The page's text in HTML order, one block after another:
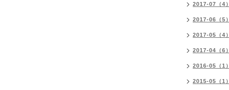
2017-07（4）
2017-06（5）
2017-05（4）
2017-04（6）
2016-05（1）
2015-05（1）